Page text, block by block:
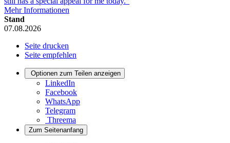
Mehr Informationen
Stand
07.08.2026
Seite drucken
Seite empfehlen
Optionen zum Teilen anzeigen
LinkedIn
Facebook
WhatsApp
Telegram
Threema
Zum Seitenanfang